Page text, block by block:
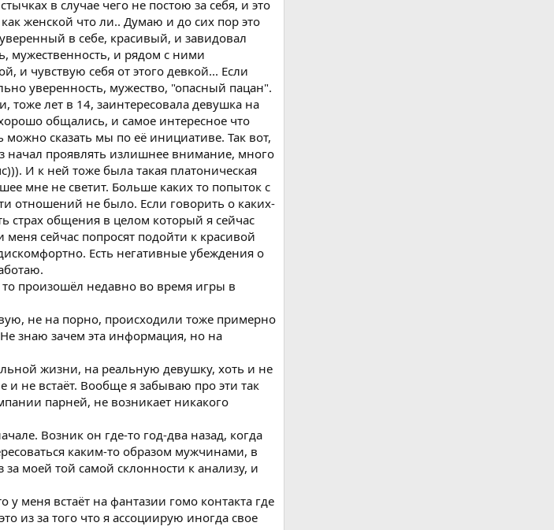
в случае чего не постою за себя, и это
женской что ли.. Думаю и до сих пор это
уверенный в себе, красивый, и завидовал
мужественность, и рядом с ними
и чувствую себя от этого девкой... Если
уверенность, мужество, "опасный пацан".
тоже лет в 14, заинтересовала девушка на
общались, и самое интересное что
сказать мы по её инициативе. Так вот,
начал проявлять излишнее внимание, много
И к ней тоже была такая платоническая
мне не светит. Больше каких то попыток с
отношений не было. Если говорить о каких-
страх общения в целом который я сейчас
сейчас попросят подойти к красивой
Есть негативные убеждения о
произошёл недавно во время игры в
не на порно, происходили тоже примерно
знаю зачем эта информация, но на
жизни, на реальную девушку, хоть и не
и не встаёт. Вообще я забываю про эти так
парней, не возникает никакого
Возник он где-то год-два назад, когда
каким-то образом мужчинами, в
моей той самой склонности к анализу, и
у меня встаёт на фантазии гомо контакта где
из за того что я ассоциирую иногда свое